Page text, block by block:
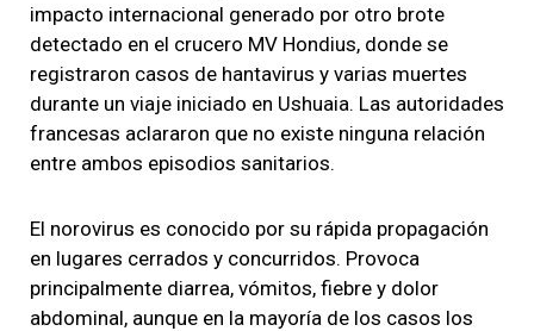
impacto internacional generado por otro brote
detectado en el crucero MV Hondius, donde se
registraron casos de hantavirus y varias muertes
durante un viaje iniciado en Ushuaia. Las autoridades
francesas aclararon que no existe ninguna relación
entre ambos episodios sanitarios.
El norovirus es conocido por su rápida propagación
en lugares cerrados y concurridos. Provoca
principalmente diarrea, vómitos, fiebre y dolor
abdominal, aunque en la mayoría de los casos los